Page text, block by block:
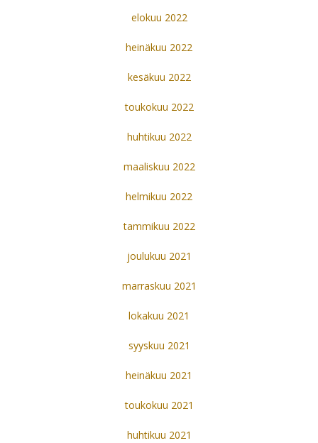
elokuu 2022
heinäkuu 2022
kesäkuu 2022
toukokuu 2022
huhtikuu 2022
maaliskuu 2022
helmikuu 2022
tammikuu 2022
joulukuu 2021
marraskuu 2021
lokakuu 2021
syyskuu 2021
heinäkuu 2021
toukokuu 2021
huhtikuu 2021